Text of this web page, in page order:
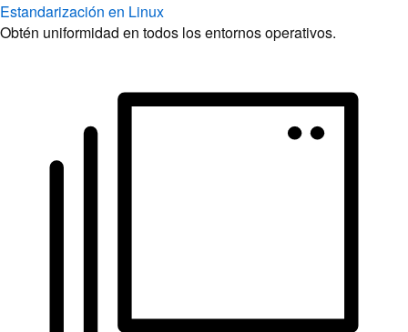
Estandarización en Linux
Obtén uniformidad en todos los entornos operativos.